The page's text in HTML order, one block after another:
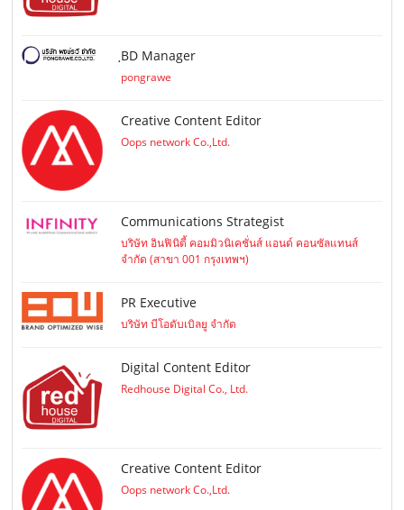
ฺBD Manager
pongrawe
Creative Content Editor
Oops network Co.,Ltd.
Communications Strategist
บริษัท อินฟินิตี้ คอมมิวนิเคชั่นส์ แอนด์ คอนซัลแทนส์
จำกัด (สาขา 001 กรุงเทพฯ)
PR Executive
บริษัท บีโอดับเบิลยู จำกัด
Digital Content Editor
Redhouse Digital Co., Ltd.
Creative Content Editor
Oops network Co.,Ltd.